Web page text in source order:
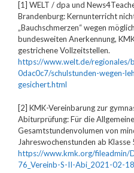
[1] WELT / dpa und
Brandenburg: Kernunterricht
„Bauchschmerzen“ wegen
bundesweiten Anerkennung,
gestrichene Vollzeitstellen.
https://www.welt.de/
0dac0c7/schulstunden-wegen-
gesichert.html
[2] KMK-Vereinbarung zur
Abiturprüfung: Für die
Gesamtstundenvolumen von
Jahreswochenstunden ab Klasse
https://www.kmk.org/fileadmin/
76_Vereinb-S-II-Abi_2021-02-